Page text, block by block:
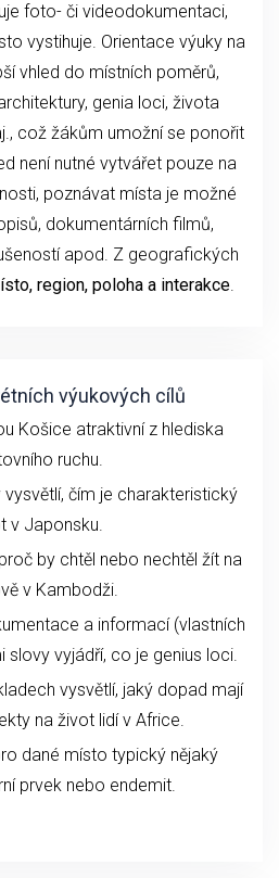
foto- či videodokumentaci,
vystihuje. Orientace výuky na
vhled do místních poměrů,
genia loci, života
což žákům umožní se ponořit
není nutné vytvářet pouze na
poznávat místa je možné
dokumentárních filmů,
apod. Z geografických
region, poloha a interakce.
výukových cílů
Košice atraktivní z hlediska
ruchu.
čím je charakteristický
v Japonsku.
by chtěl nebo nechtěl žít na
v Kambodži.
a informací (vlastních
slovy vyjádří, co je genius loci.
vysvětlí, jaký dopad mají
na život lidí v Africe.
dané místo typický nějaký
prvek nebo endemit.